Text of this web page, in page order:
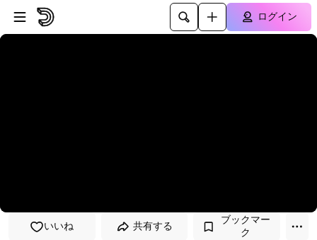
プレイヤーにスキップ
メインコンテンツにスキップ
ログイン
いいね 共有する
ブックマー
ク